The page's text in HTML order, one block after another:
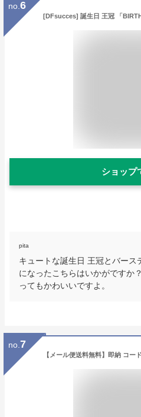
no. 6
ショップ
pita
キュートな誕生日 王冠とバース
になったこちらはいかがですか
ってもかわいいですよ。
no. 7